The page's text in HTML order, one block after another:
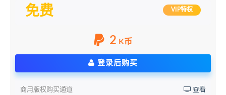
免费 VIP特权
2 K币
登录后购买
商用版权购买通道 查看